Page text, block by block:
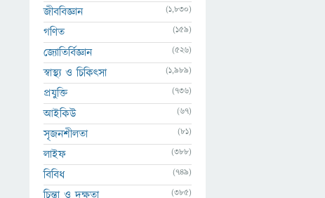
জীববিজ্ঞান (1,830)
গণিত (159)
জ্যোতির্বিজ্ঞান (526)
স্বাস্থ্য ও চিকিৎসা (1,989)
প্রযুক্তি (736)
আইকিউ (67)
সৃজনশীলতা (81)
লাইফ (388)
বিবিধ (749)
চিন্তা ও দক্ষতা (385)